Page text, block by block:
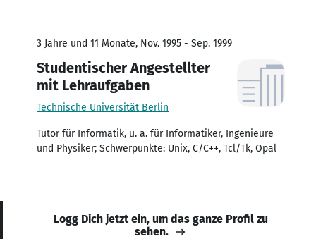
3 Jahre und 11 Monate, Nov. 1995 - Sep. 1999
Studentischer Angestellter
mit Lehraufgaben
Technische Universität Berlin
Tutor für Informatik, u. a. für Informatiker, Ingenieure
und Physiker; Schwerpunkte: Unix, C/C++, Tcl/Tk, Opal
Logg Dich jetzt ein, um das ganze Profil zu
sehen.